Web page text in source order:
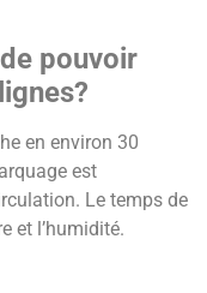
pouvoir
en environ 30
est
Le temps de
et l’humidité.